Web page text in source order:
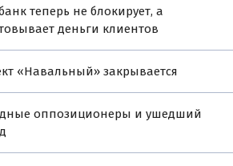
теперь не блокирует, а
деньги клиентов
«Навальный» закрывается
оппозиционеры и ушедший